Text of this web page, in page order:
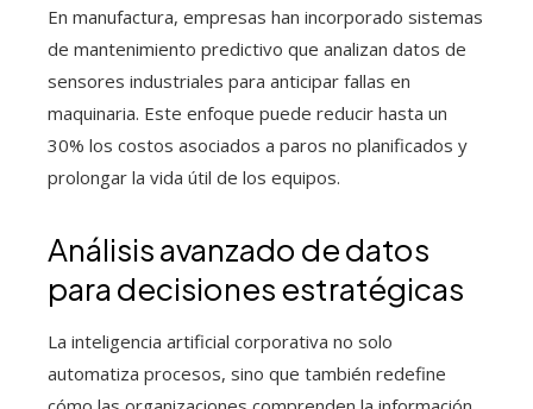
En manufactura, empresas han incorporado sistemas
de mantenimiento predictivo que analizan datos de
sensores industriales para anticipar fallas en
maquinaria. Este enfoque puede reducir hasta un
30% los costos asociados a paros no planificados y
prolongar la vida útil de los equipos.
Análisis avanzado de datos
para decisiones estratégicas
La inteligencia artificial corporativa no solo
automatiza procesos, sino que también redefine